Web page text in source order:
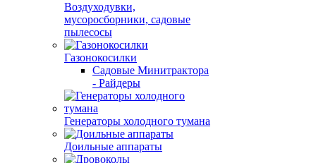
Воздуходувки,
мусоросборники, cадовые
пылесосы
Газонокосилки
Садовые Минитрактора
- Райдеры
Генераторы холодного тумана
Доильные аппараты